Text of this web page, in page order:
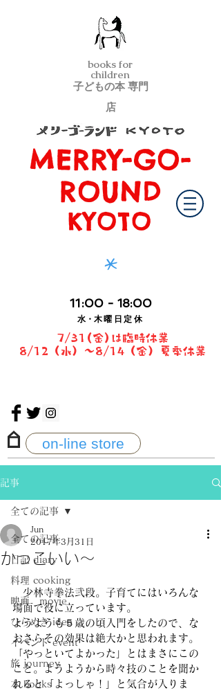
子どもの本 専門
店
books for
children
メリーゴーランド京都
MERRY-GO-
ROUND
KYOTO
*
11 :00 - 18:00
水・ 木曜日定休
7/31(金)は臨時休業
8/12（水）〜8/14（金）夏季休業
on-line store
記事
全ての記事
日記 diary
料理 cooking
映画 movie
ひらめき idea
イベント event
旅 journey
本 books
全ての記事
かっこいい〜
Jun
2017年3月31日
少林寺拳法弐段。子育てにはいろんな
場面で役に立っています。
ようようも５歳の頃入門をしたので、な
おさらその効果は絶大かと思われます。
「やっといてよかった」とはまさにこの
こと。ようようから時々技のことを聞か
れると「よっしゃ！」と気合が入りま